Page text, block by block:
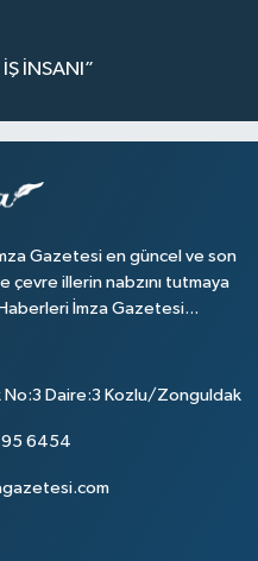
İNSANI”
Gazetesi en güncel ve son
çevre illerin nabzını tutmaya
İmza Gazetesi...
No:3 Daire:3 Kozlu/Zonguldak
6454